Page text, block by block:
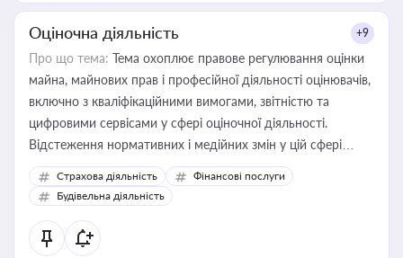
Оціночна діяльність +9
Про що тема: Тема охоплює правове регулювання оцінки
майна, майнових прав і професійної діяльності оцінювачів,
включно з кваліфікаційними вимогами, звітністю та
цифровими сервісами у сфері оціночної діяльності.
Відстеження нормативних і медійних змін у цій сфері
корисне для власника бізнесу, керівника, юриста або
бухгалтера під час оподаткування, приватизації, оренди
державного майна, корпоративних угод і перевірки
статусу суб'єктів оціночної діяльності
Страхова діяльність
Фінансові послуги
Будівельна діяльність